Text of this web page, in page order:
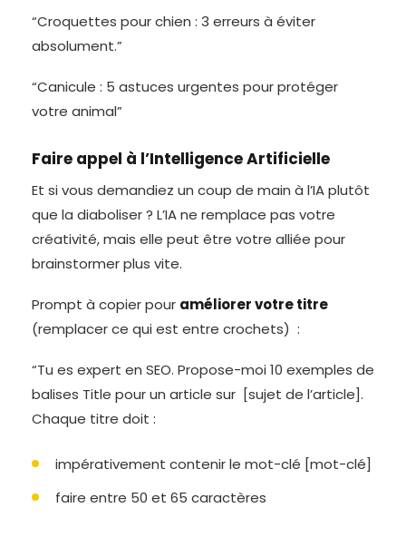
“Croquettes pour chien : 3 erreurs à éviter
absolument.”
“Canicule : 5 astuces urgentes pour protéger
votre animal”
Faire appel à l’Intelligence Artificielle
Et si vous demandiez un coup de main à l’IA plutôt
que la diaboliser ? L’IA ne remplace pas votre
créativité, mais elle peut être votre alliée pour
brainstormer plus vite.
Prompt à copier pour améliorer votre titre
(remplacer ce qui est entre crochets) :
“Tu es expert en SEO. Propose-moi 10 exemples de
balises Title pour un article sur [sujet de l’article].
Chaque titre doit :
impérativement contenir le mot-clé [mot-clé]
faire entre 50 et 65 caractères